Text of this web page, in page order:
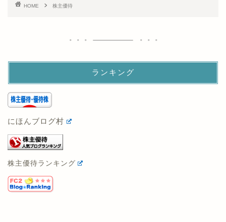
HOME 株主優待
ランキング
にほんブログ村
株主優待ランキング